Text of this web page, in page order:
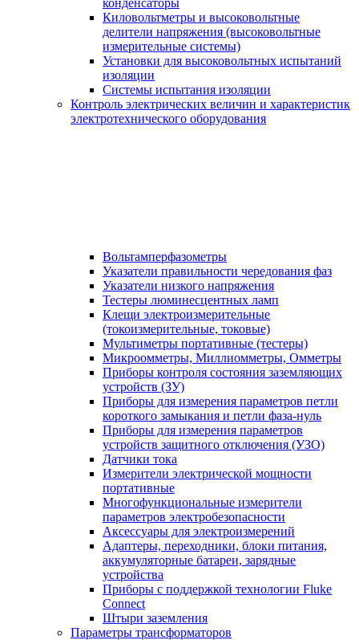
конденсаторы
Киловольтметры и высоковольтные
делители напряжения (высоковольтные
измерительные системы)
Установки для высоковольтных испытаний
изоляции
Системы испытания изоляции
Контроль электрических величин и характеристик
электротехнического оборудования
Вольтамперфазометры
Указатели правильности чередования фаз
Указатели низкого напряжения
Тестеры люминесцентных ламп
Клещи электроизмерительные
(токоизмерительные, токовые)
Мультиметры портативные (тестеры)
Микроомметры, Миллиомметры, Омметры
Приборы контроля состояния заземляющих
устройств (ЗУ)
Приборы для измерения параметров петли
короткого замыкания и петли фаза-нуль
Приборы для измерения параметров
устройств защитного отключения (УЗО)
Датчики тока
Измерители электрической мощности
портативные
Многофункциональные измерители
параметров электробезопасности
Аксессуары для электроизмерений
Адаптеры, переходники, блоки питания,
аккумуляторные батареи, зарядные
устройства
Приборы с поддержкой технологии Fluke
Connect
Штыри заземления
Параметры трансформаторов